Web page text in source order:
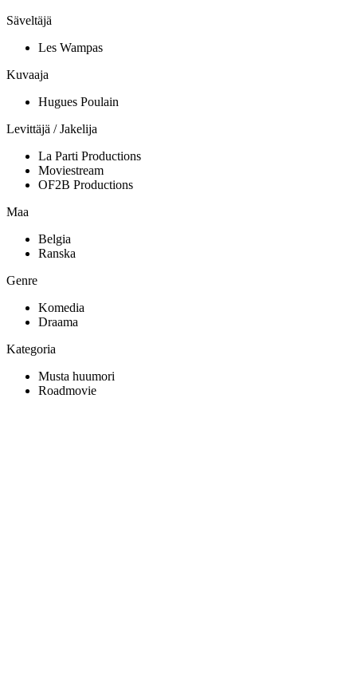
Säveltäjä
Les Wampas
Kuvaaja
Hugues Poulain
Levittäjä / Jakelija
La Parti Productions
Moviestream
OF2B Productions
Maa
Belgia
Ranska
Genre
Komedia
Draama
Kategoria
Musta huumori
Roadmovie